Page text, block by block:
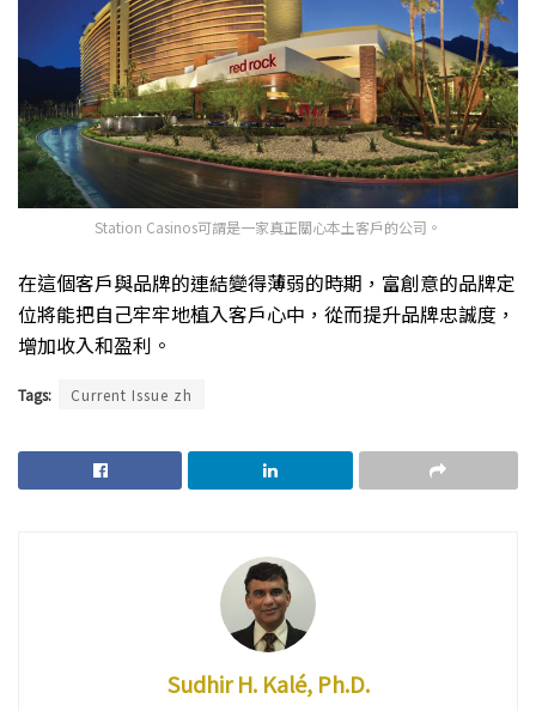
Station Casinos可謂是一家真正關心本土客戶的公司。
在這個客戶與品牌的連結變得薄弱的時期，富創意的品牌定
位將能把自己牢牢地植入客戶心中，從而提升品牌忠誠度，
增加收入和盈利。
Tags: Current Issue zh
Sudhir H. Kalé, Ph.D.